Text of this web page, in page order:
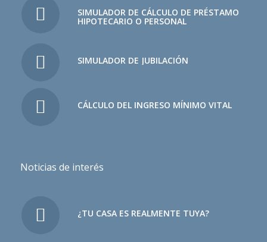
SIMULADOR DE CÁLCULO DE PRÉSTAMO
HIPOTECARIO O PERSONAL
SIMULADOR DE JUBILACIÓN
CÁLCULO DEL INGRESO MÍNIMO VITAL
Noticias de interés
¿TU CASA ES REALMENTE TUYA?